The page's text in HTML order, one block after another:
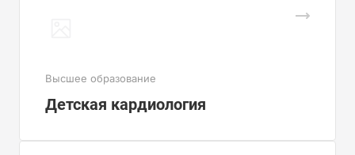
Высшее образование
Детская кардиология